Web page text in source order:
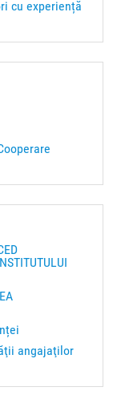
cu experiență
angajaţilor